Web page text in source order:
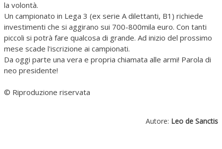
la volontà.
Un campionato in Lega 3 (ex serie A dilettanti, B1) richiede
investimenti che si aggirano sui 700-800mila euro. Con tanti
piccoli si potrà fare qualcosa di grande. Ad inizio del prossimo
mese scade l'iscrizione ai campionati.
Da oggi parte una vera e propria chiamata alle armi! Parola di
neo presidente!
© Riproduzione riservata
Autore: Leo de Sanctis